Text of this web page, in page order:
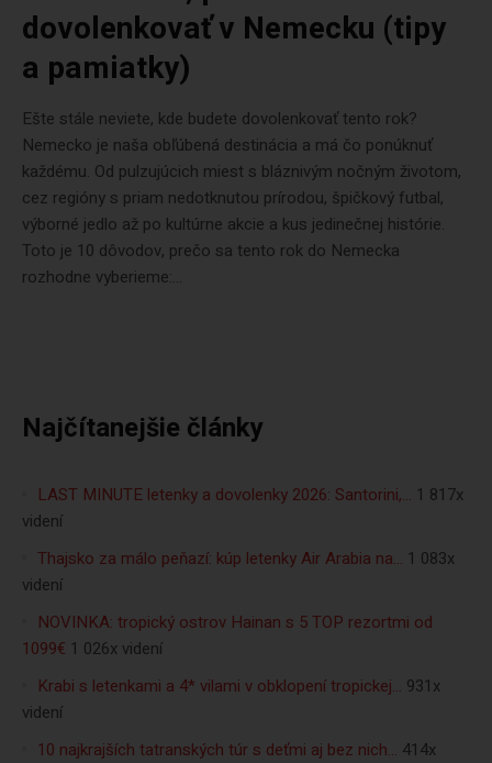
dovolenkovať v Nemecku (tipy
a pamiatky)
Ešte stále neviete, kde budete dovolenkovať tento rok?
Nemecko je naša obľúbená destinácia a má čo ponúknuť
každému. Od pulzujúcich miest s bláznivým nočným životom,
cez regióny s priam nedotknutou prírodou, špičkový futbal,
výborné jedlo až po kultúrne akcie a kus jedinečnej histórie.
Toto je 10 dôvodov, prečo sa tento rok do Nemecka
rozhodne vyberieme:...
Najčítanejšie články
LAST MINUTE letenky a dovolenky 2026: Santorini,… 1 817x
videní
Thajsko za málo peňazí: kúp letenky Air Arabia na… 1 083x
videní
NOVINKA: tropický ostrov Hainan s 5 TOP rezortmi od
1099€ 1 026x videní
Krabi s letenkami a 4* vilami v obklopení tropickej… 931x
videní
10 najkrajších tatranských túr s deťmi aj bez nich… 414x